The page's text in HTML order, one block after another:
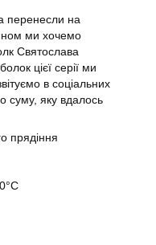
перенесли на
ми хочемо
Святослава
цієї серії ми
в соціальних
суму, яку вдалось
прядіння